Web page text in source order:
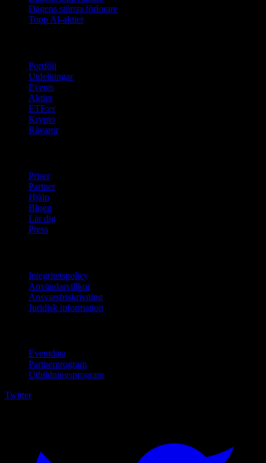
Dagens största förlorare
Topp AI-aktier
Portfölj
Utdelningar
Events
Aktier
ETF:er
Krypto
Råvaror
Priser
Partner
Hjälp
Blogg
Lär dig
Press
Integritetspolicy
Användarvillkor
Ansvarsfriskrivning
Juridisk information
Eventdata
Partnerprogram
Utbildningsprogram
Twitter